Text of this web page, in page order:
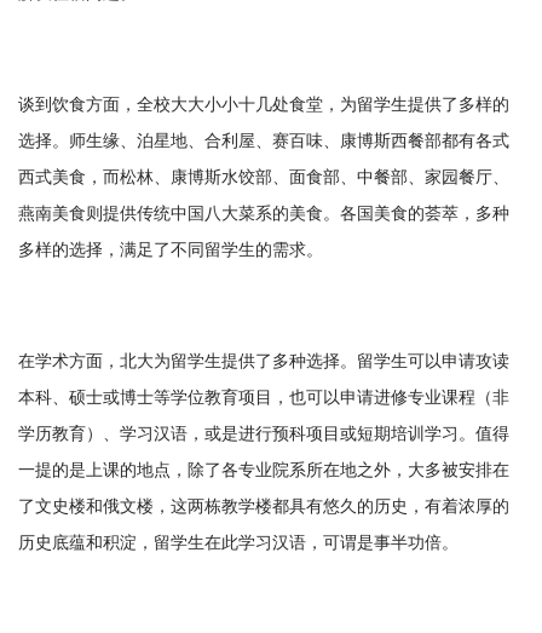
谈到饮食方面，全校大大小小十几处食堂，为留学生提供了多样的
选择。师生缘、泊星地、合利屋、赛百味、康博斯西餐部都有各式
西式美食，而松林、康博斯水饺部、面食部、中餐部、家园餐厅、
燕南美食则提供传统中国八大菜系的美食。各国美食的荟萃，多种
多样的选择，满足了不同留学生的需求。
在学术方面，北大为留学生提供了多种选择。留学生可以申请攻读
本科、硕士或博士等学位教育项目，也可以申请进修专业课程（非
学历教育）、学习汉语，或是进行预科项目或短期培训学习。值得
一提的是上课的地点，除了各专业院系所在地之外，大多被安排在
了文史楼和俄文楼，这两栋教学楼都具有悠久的历史，有着浓厚的
历史底蕴和积淀，留学生在此学习汉语，可谓是事半功倍。